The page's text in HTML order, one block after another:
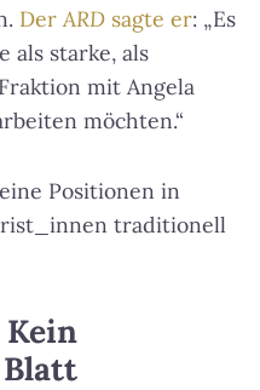
Der ARD sagte er: „Es
als starke, als
mit Angela
möchten.“
Positionen in
traditionell